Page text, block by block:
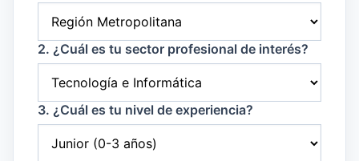
2. ¿Cuál es tu sector profesional de interés?
3. ¿Cuál es tu nivel de experiencia?